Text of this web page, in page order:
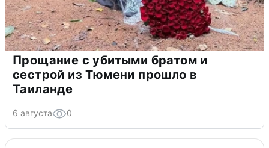
Прощание с убитыми братом и
сестрой из Тюмени прошло в
Таиланде
6 августа 0